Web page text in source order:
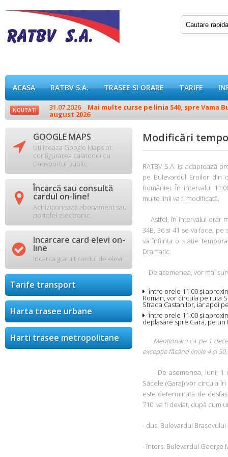
ACASA RATBV S.A. TRASEE SI ORARE TARIFE
NOUTATI 31.07.2026 Mai multe curse pe linia 540, spre Vama
august 2026
 GOOGLE MAPS
Utilizeaza Google Maps pt.
configurarea calatoriei cu
transportul public
 Încarcă sau consultă
cardul on-line!
Achiziționează abonament sau
portofel electronic.
 Incarcare card elevi on-
line
Incarca gratuit cardul de elevi
Tarife transport
Harta trasee urbane
Harti trasee metropolitane
Modificări
RATBV S.A. își adaptează
pe Bulevardul Eroilor din
României. În intervalul
multe linii va fi modificată.
Astfel, în intervalul orar
34B, 36 si 41 se va face,
va înființa o stație
Dramatic.
De asemenea, vor mai
între orele 11:00 și
Roman, vor circula pe ruta
Strada Castanilor, iar apoi
între orele 11:00 și
deplasare spre Gară, pe
Menționăm că pe 1
excepție făcând liniile 4 și
De asemenea, luni, 1
Săcele (Garaj) vor circula
este determinată de
710 va fi deviat, după cum
- dus: Bulevardul
- întors: Bulevardul George